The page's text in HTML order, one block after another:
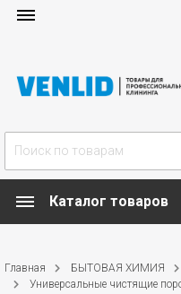
Каталог товаров
Главная БЫТОВАЯ ХИМИЯ
Универсальные чистящие